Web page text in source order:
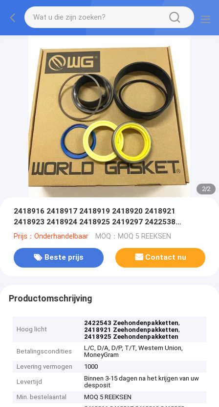
2/2
2418916 2418917 2418919 2418920 2418921
2418923 2418924 2418925 2419297 2422538
2422539 2422540 2422541 2422542 2422543
Prijs：Onderhandelbaar MOQ：MOQ 5 REEKSEN
Beste prijs Contact nu
Productomschrijving
Hoog licht
2422543 Zeehondenpakketten,
2418921 Zeehondenpakketten,
2418925 Zeehondenpakketten
Betalingscondities
L/C, D/A, D/P, T/T, Western Union,
MoneyGram
Levering vermogen
1000
Levertijd
Binnen 3-15 dagen na het krijgen van uw
desposit
Min. bestelaantal
MOQ 5 REEKSEN